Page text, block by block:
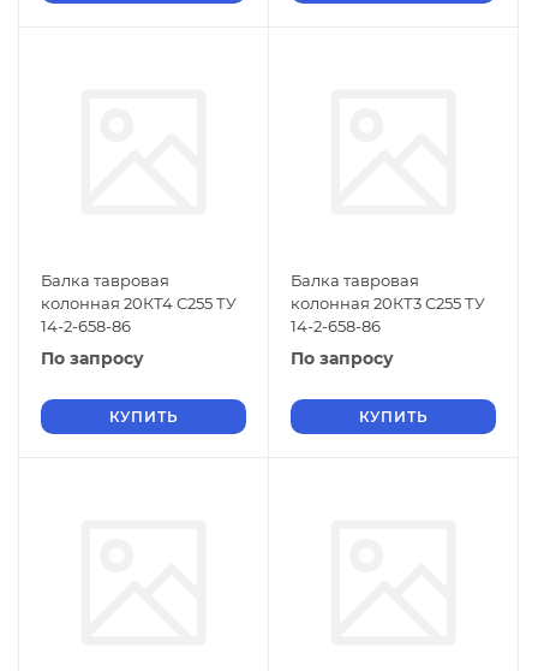
Балка тавровая
колонная 20КТ4 С255 ТУ
14-2-658-86
По запросу
КУПИТЬ
Балка тавровая
колонная 20КТ3 С255 ТУ
14-2-658-86
По запросу
КУПИТЬ